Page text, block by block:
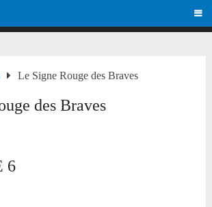
Le Signe Rouge des Braves
des Braves
6